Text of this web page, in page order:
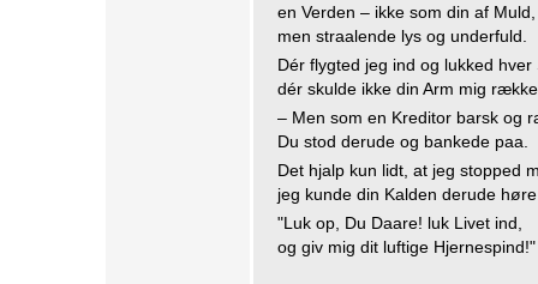
en Verden – ikke som din af Muld,
men straalende lys og underfuld.
Dér flygted jeg ind og lukked
dér skulde ikke din Arm mig
– Men som en Kreditor barsk og
Du stod derude og bankede paa.
Det hjalp kun lidt, at jeg stopped
jeg kunde din Kalden derude
"Luk op, Du Daare! luk Livet ind,
og giv mig dit luftige Hjernespind!"